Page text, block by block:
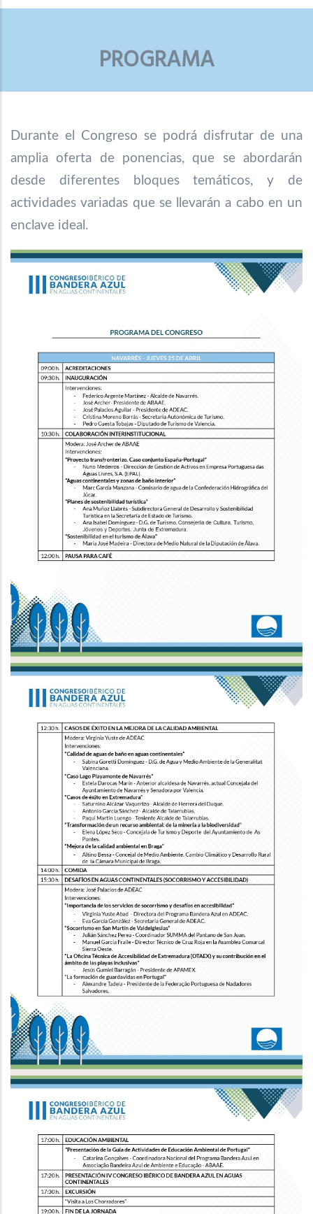
PROGRAMA
Durante el Congreso se podrá disfrutar de una
amplia oferta de ponencias, que se abordarán
desde diferentes bloques temáticos, y de
actividades variadas que se llevarán a cabo en un
enclave ideal.